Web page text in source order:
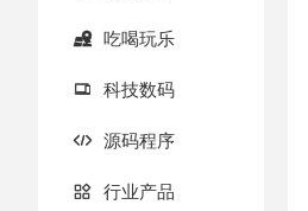
 吃喝玩乐
 科技数码
 源码程序
 行业产品